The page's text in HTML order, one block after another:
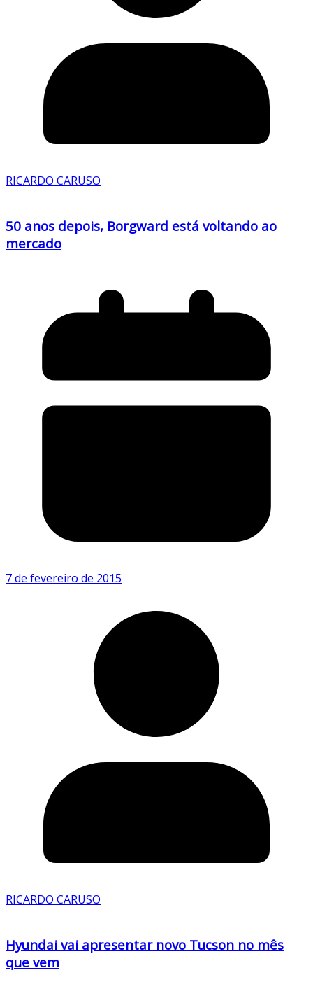
RICARDO CARUSO
50 anos depois, Borgward está voltando ao
mercado
7 de fevereiro de 2015
RICARDO CARUSO
Hyundai vai apresentar novo Tucson no mês
que vem